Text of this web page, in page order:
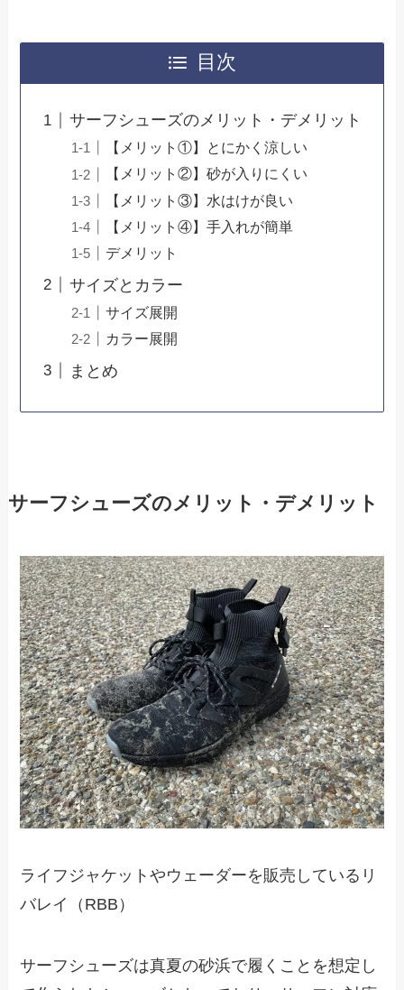
目次
サーフシューズのメリット・デメリット
【メリット①】とにかく涼しい
【メリット②】砂が入りにくい
【メリット③】水はけが良い
【メリット④】手入れが簡単
デメリット
サイズとカラー
サイズ展開
カラー展開
まとめ
サーフシューズのメリット・デメリット
ライフジャケットやウェーダーを販売しているリ
バレイ（RBB）
サーフシューズは真夏の砂浜で履くことを想定し